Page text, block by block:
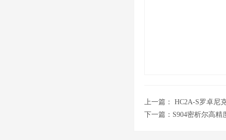
上一篇： HC2A-S罗卓尼
下一篇： S904密析尔高